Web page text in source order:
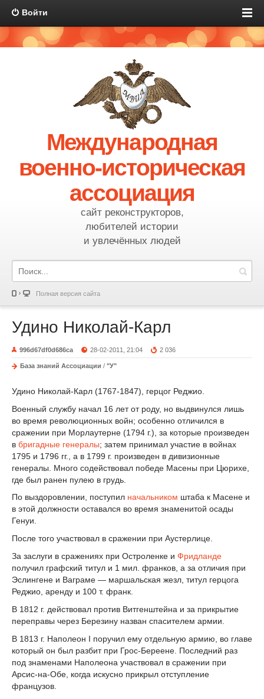
Войти
Международная
военно-историческая
ассоциация
сайт реконструкторов,
любителей истории
и увлечённых людей
Полная версия сайта
Удино Николай-Карл
996d67df0d686ca 28-02-2011, 21:04 2 036
База знаний Ассоциации / "У"
Удино Николай-Карл (1767-1847), герцог Реджио.
Военный службу начал 16 лет от роду, но выдвинулся лишь
во время революционных войн; особенно отличился в
сражении при Морлаутерне (1794 г.), за которые произведен
в бригадные генералы; затем принимал участие в войнах
1795 и 1796 гг., a в 1799 г. произведен в дивизионные
генералы. Много содействовал победе Масены при Цюрихе,
где был ранен пулею в грудь.
По выздоровлении, поступил начальником штаба к Масене и
в этой должности оставался во время знаменитой осады
Генуи.
После того участвовал в сражении при Аустерлице.
За заслуги в сражениях при Остроленке и Фридланде
получил графский титул и 1 мил. франков, a за отличия при
Эслингене и Ваграме — маршальская жезл, титул герцога
Реджио, аренду и 100 т. франк.
В 1812 г. действовал против Витгенштейна и за прикрытие
переправы через Березину назван спасителем армии.
В 1813 г. Наполеон I поручил ему отдельную армию, во главе
который он был разбит при Грос-Береене. Последний раз
под знаменами Наполеона участвовал в сражении при
Арсис-на-Обе, когда искусно прикрыл отступление
французов.